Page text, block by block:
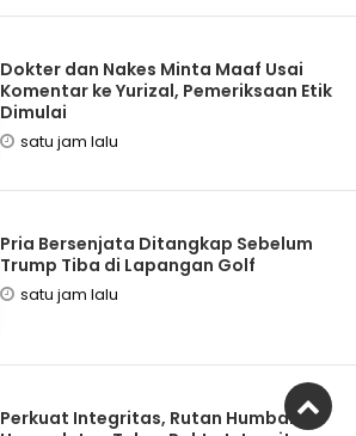
Dokter dan Nakes Minta Maaf Usai
Komentar ke Yurizal, Pemeriksaan Etik
Dimulai
satu jam lalu
Pria Bersenjata Ditangkap Sebelum
Trump Tiba di Lapangan Golf
satu jam lalu
Perkuat Integritas, Rutan Humbang